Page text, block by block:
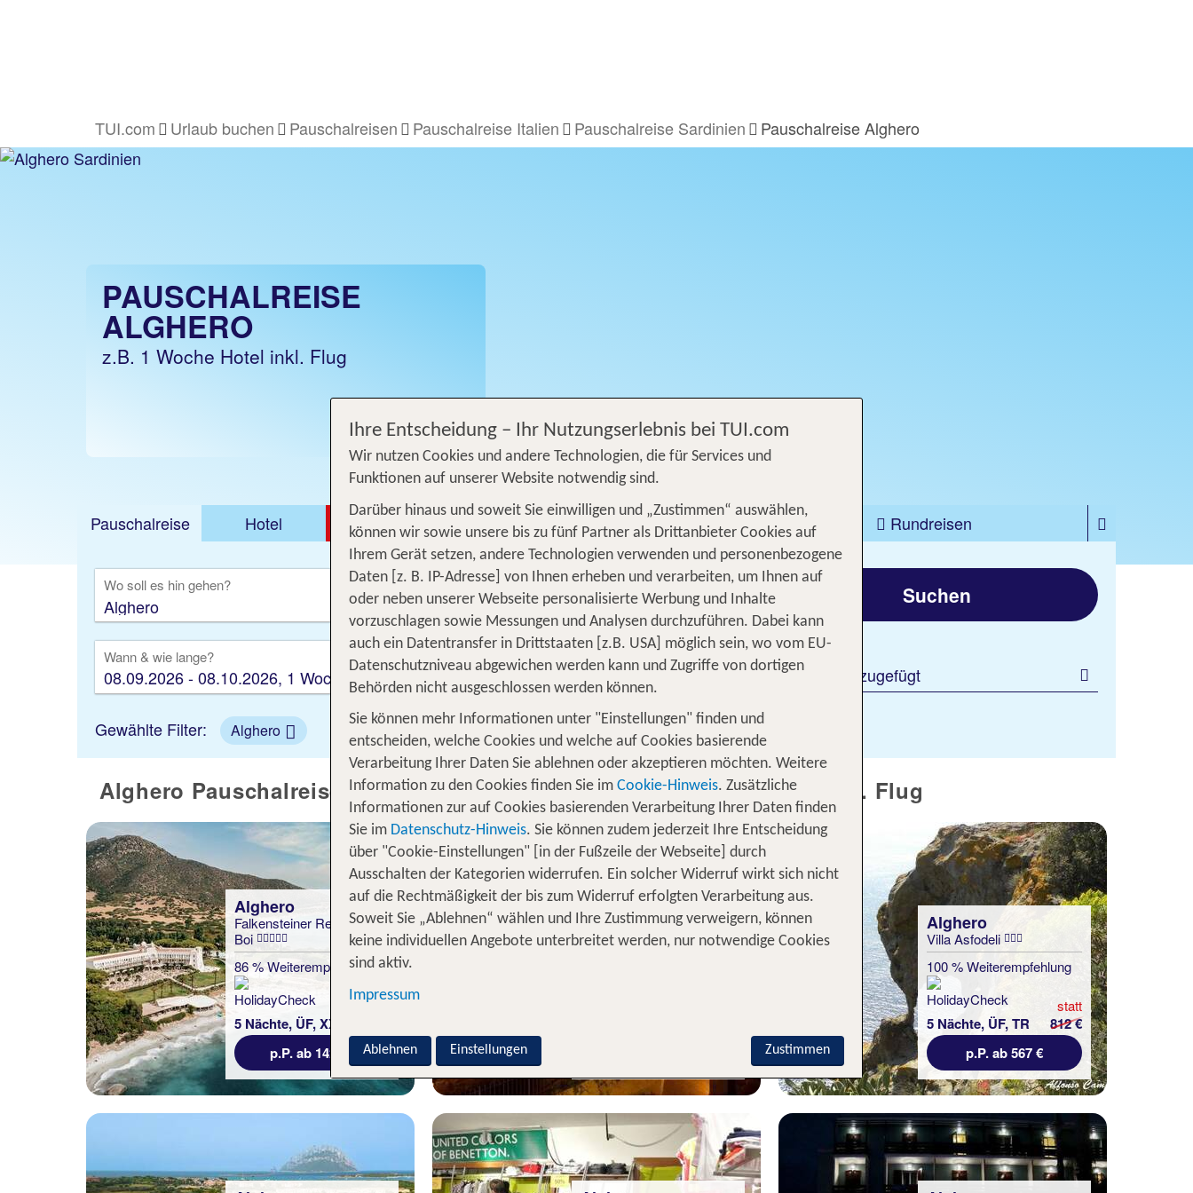
TUI.com Urlaub buchen Pauschalreisen Pauschalreise Italien Pauschalreise Sardinien Pauschalreise Alghero
PAUSCHALREISE
ALGHERO
z.B. 1 Woche Hotel inkl. Flug
Jetzt ab 397 €
Pauschalreise Hotel DEALS Flug Ferienhaus Mietwagen Kreuzfahrten
Rundreisen
Ausflüge
Camper Privattransfer Zusatzleistungen
Wo soll es hin gehen? Von wo?
Beliebig
Wann & wie lange?
08.09.2026 - 08.10.2026, 1 Woche
Wer reist mit?
2 Erwachsene
Suchen
1 Filter hinzugefügt
Gewählte Filter: Alghero
Alghero Pauschalreisen - Unsere TOP Angebote für 1 Woche Hotel inkl. Flug
Alghero
Falkensteiner Resort Capo
Boi
86 % Weiterempfehlung
5 Nächte, ÜF, XX
statt
p.P. ab 1423 €
Alghero
Residence Ea Bianca
Alghero
Villa Asfodeli
100 % Weiterempfehlung
5 Nächte, ÜF, TR
statt
812 €
p.P. ab 567 €
Ihre Entscheidung – Ihr Nutzungserlebnis bei TUI.com
Wir nutzen Cookies und andere Technologien, die für Services und
Funktionen auf unserer Website notwendig sind.
Darüber hinaus und soweit Sie einwilligen und „Zustimmen“ auswählen,
können wir sowie unsere bis zu fünf Partner als Drittanbieter Cookies auf
Ihrem Gerät setzen, andere Technologien verwenden und personenbezogene
Daten [z. B. IP-Adresse] von Ihnen erheben und verarbeiten, um Ihnen auf
oder neben unserer Webseite personalisierte Werbung und Inhalte
vorzuschlagen sowie Messungen und Analysen durchzuführen. Dabei kann
auch ein Datentransfer in Drittstaaten [z.B. USA] möglich sein, wo vom EU-
Datenschutzniveau abgewichen werden kann und Zugriffe von dortigen
Behörden nicht ausgeschlossen werden können.
Sie können mehr Informationen unter "Einstellungen" finden und
entscheiden, welche Cookies und welche auf Cookies basierende
Verarbeitung Ihrer Daten Sie ablehnen oder akzeptieren möchten. Weitere
Information zu den Cookies finden Sie im Cookie-Hinweis. Zusätzliche
Informationen zur auf Cookies basierenden Verarbeitung Ihrer Daten finden
Sie im Datenschutz-Hinweis. Sie können zudem jederzeit Ihre Entscheidung
über "Cookie-Einstellungen" [in der Fußzeile der Webseite] durch
Ausschalten der Kategorien widerrufen. Ein solcher Widerruf wirkt sich nicht
auf die Rechtmäßigkeit der bis zum Widerruf erfolgten Verarbeitung aus.
Soweit Sie „Ablehnen“ wählen und Ihre Zustimmung verweigern, können
keine individuellen Angebote unterbreitet werden, nur notwendige Cookies
sind aktiv.
Impressum
Zustimmen
Ablehnen Einstellungen